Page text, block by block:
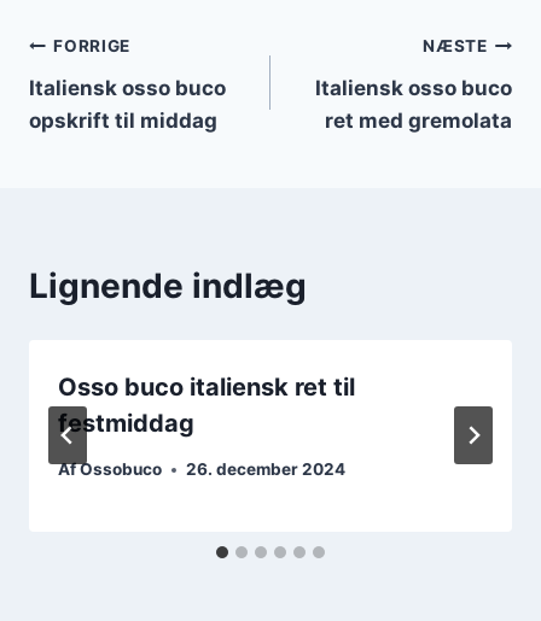
Indlægsnavigation
FORRIGE
Italiensk osso buco
opskrift til middag
NÆSTE
Italiensk osso buco
ret med gremolata
Lignende indlæg
Osso buco italiensk ret til
festmiddag
AfOssobuco 26. december 2024